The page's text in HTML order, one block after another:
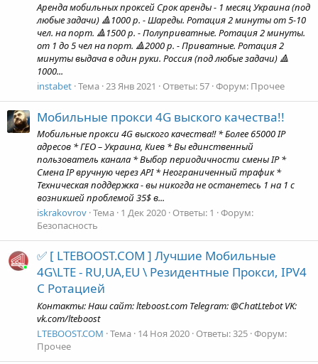
️Аренда мобильных проксей Срок аренды - 1 месяц Украина (под
любые задачи) 🔺1000 р. - Шареды. Ротация 2 минуты от 5-10
чел. на порт. 🔺1500 р. - Полуприватные. Ротация 2 минуты.
от 1 до 5 чел на порт. 🔺2000 р. - Приватные. Ротация 2
минуты выдача в один руки. Россия (под любые задачи) 🔺
1000...
instabet Тема 23 Янв 2021 Ответы: 57 Форум: Прочее
Мобильные прокси 4G выского качества!!
Мобильные прокси 4G выского качества!! * Более 65000 IP
адресов * ГЕО – Украина, Киев * Вы единственный
пользователь канала * Выбор периодичности смены IP *
Смена IP вручную через API * Неограниченный трафик *
Техническая поддержка - вы никогда не останетесь 1 на 1 с
возникшей проблемой 35$ в...
iskrakovrov Тема 1 Дек 2020 Ответы: 1
Форум:
Безопасность
✅ [ LTEBOOST.COM ] Лучшие Мобильные
4G\LTE - RU,UA,EU \ Резидентные Прокси, IPV4
С Ротацией
Контакты: Наш сайт: lteboost.com Telegram: @ChatLtebot VK:
vk.com/lteboost
LTEBOOST.COM Тема 14 Ноя 2020 Ответы: 325 Форум:
Прочее